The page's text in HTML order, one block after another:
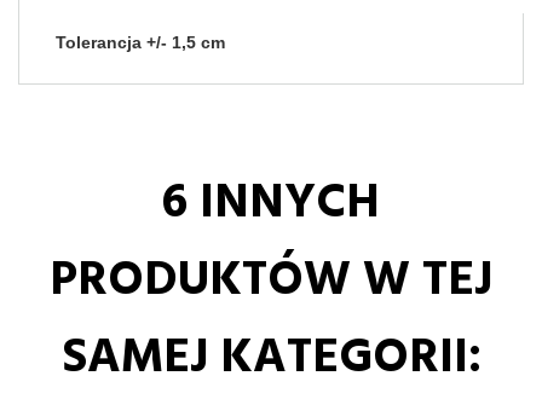
Tolerancja +/- 1,5 cm
6 INNYCH
PRODUKTÓW W TEJ
SAMEJ KATEGORII: